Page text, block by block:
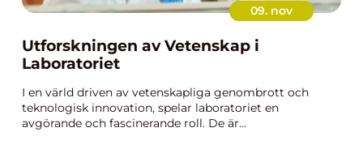
09. nov
Utforskningen av Vetenskap i
Laboratoriet
I en värld driven av vetenskapliga genombrott och
teknologisk innovation, spelar laboratoriet en
avgörande och fascinerande roll. De är...